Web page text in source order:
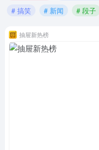
# 搞笑
# 新闻 # 段子
抽屉新热榜